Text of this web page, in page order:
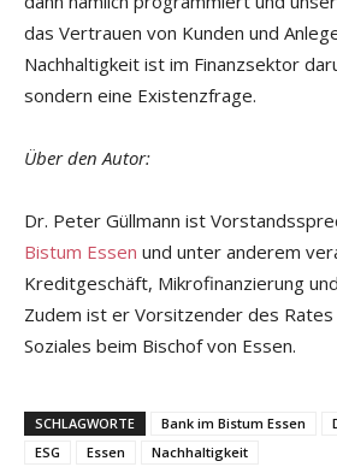
das Vertrauen von Kunden und
Nachhaltigkeit ist im Finanzsektor
sondern eine Existenzfrage.
Über den Autor:
Dr. Peter Güllmann ist
Bistum Essen und unter anderem
Kreditgeschäft, Mikrofinanzierung
Zudem ist er Vorsitzender des
Soziales beim Bischof von Essen.
SCHLAGWORTE Bank im Bistum Essen
ESG
Essen Nachhaltigkeit